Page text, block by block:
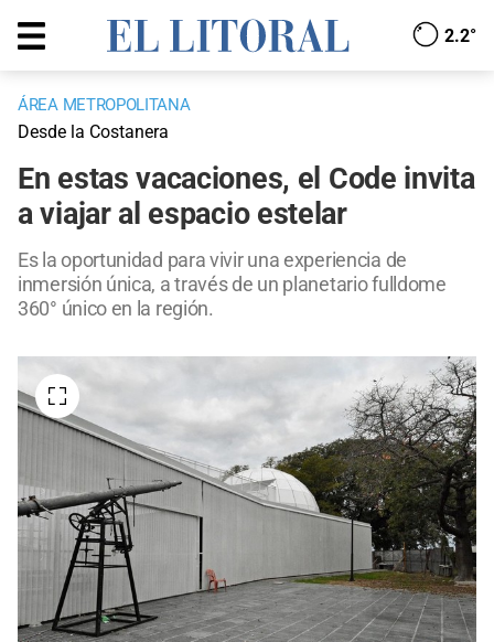
2.2°
ÁREA METROPOLITANA
Desde la Costanera
En estas vacaciones, el Code invita
a viajar al espacio estelar
Es la oportunidad para vivir una experiencia de
inmersión única, a través de un planetario fulldome
360° único en la región.